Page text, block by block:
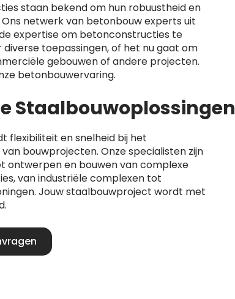
staan bekend om hun robuustheid en
netwerk van betonbouw experts uit
expertise om betonconstructies te
diverse toepassingen, of het nu gaat om
gebouwen of andere projecten.
betonbouwervaring.
Staalbouwoplossingen
flexibiliteit en snelheid bij het
bouwprojecten. Onze specialisten zijn
ontwerpen en bouwen van complexe
van industriële complexen tot
Jouw staalbouwproject wordt met